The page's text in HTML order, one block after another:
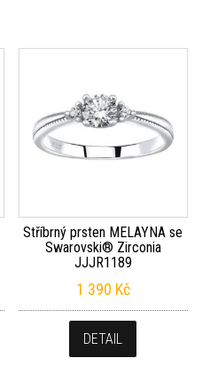
Stříbrný prsten MELAYNA se
Swarovski® Zirconia
JJJR1189
1 390 Kč
DETAIL